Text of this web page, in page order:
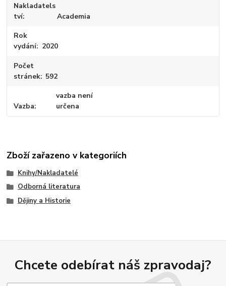
Nakladatels
tví
Academia
Rok
vydání
2020
Počet
stránek 592
Vazba
vazba není
určena
Zboží zařazeno v kategoriích
Knihy/Nakladatelé
Odborná literatura
Dějiny a Historie
Chcete odebírat náš zpravodaj?